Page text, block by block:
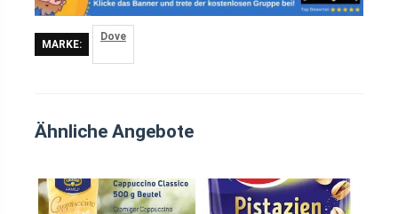
MARKE:
Dove
Ähnliche Angebote